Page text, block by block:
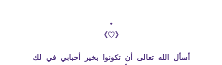
•
《♡》
أسأل الله تعالى أن تكونوا بخير أحبابي في لك